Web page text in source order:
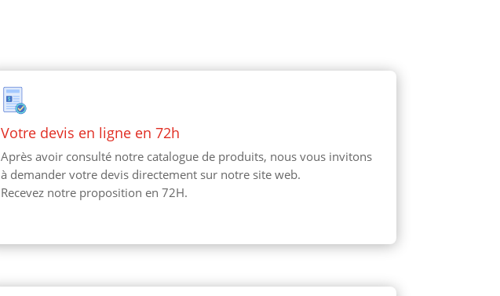
Votre devis en ligne en 72h
Après avoir consulté notre catalogue de produits, nous vous invitons
à demander votre devis directement sur notre site web.
Recevez notre proposition en 72H.